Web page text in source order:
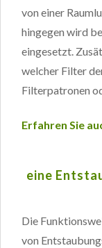
von einer
hingegen wird
eingesetzt.
welcher Filter
Filterpatronen
Erfahren Sie
eine
Die
von